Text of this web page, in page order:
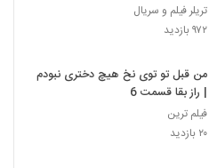
تریلر فیلم و سریال
۹۷۲ بازدید
من قبل تو توی نخ هیچ دختری نبودم
| راز بقا قسمت 6
فیلم ترین
۲۰ بازدید